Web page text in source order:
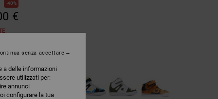
40%
€
a delle informazioni
utilizzati per:
annunci
configurare la tua
senza accettare